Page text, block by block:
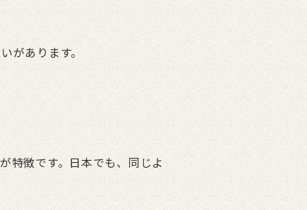
があります。
特徴です。日本でも、同じよ